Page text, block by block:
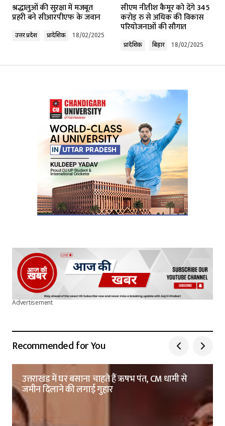
श्रद्धालुओं की सुरक्षा में मजबूत
प्रहरी बने सीआरपीएफ के जवान
उत्तर प्रदेश प्रादेशिक 18/02/2025
सीएम नीतीश कैमूर को देंगे 345
करोड़ रु से अधिक की विकास
परियोजनाओं की सौगात
प्रादेशिक बिहार 18/02/2025
Advertisement
Recommended for You
उत्तराखंड में घर बसाना चाहते हैं ऋषभ पंत, CM धामी से
जमीन दिलाने की लगाई गुहार